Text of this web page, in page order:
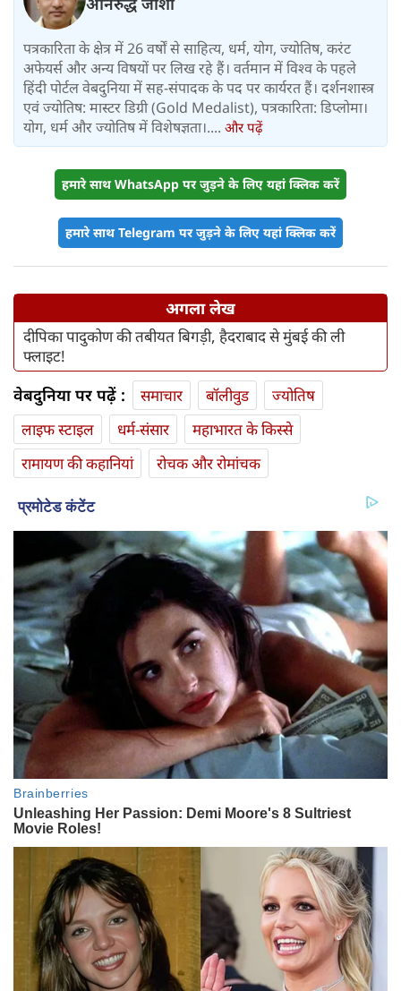
पत्रकारिता के क्षेत्र में 26 वर्षों से साहित्य, धर्म, योग, ज्योतिष, करंट
अफेयर्स और अन्य विषयों पर लिख रहे हैं। वर्तमान में विश्‍व के पहले
हिंदी पोर्टल वेबदुनिया में सह-संपादक के पद पर कार्यरत हैं। दर्शनशास्त्र
एवं ज्योतिष: मास्टर डिग्री (Gold Medalist), पत्रकारिता: डिप्लोमा।
योग, धर्म और ज्योतिष में विशेषज्ञता।.... और पढ़ें
हमारे साथ WhatsApp पर जुड़ने के लिए यहां क्लिक करें
हमारे साथ Telegram पर जुड़ने के लिए यहां क्लिक करें
अगला लेख
दीपिका पादुकोण की तबीयत बिगड़ी, हैदराबाद से मुंबई की ली
फ्लाइट!
वेबदुनिया पर पढ़ें : समाचार बॉलीवुड
ज्योतिष
लाइफ स्‍टाइल
धर्म-संसार
महाभारत के किस्से
रामायण की कहानियां
रोचक और रोमांचक